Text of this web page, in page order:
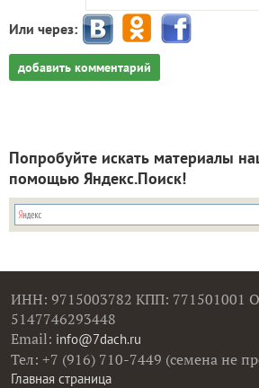
Или через:
добавить комментарий
Попробуйте искать материалы
помощью Яндекс.Поиск!
ИНН: 9715003782 КПП: 771501001
5147746293448
Email: info@7dach.ru
Тел: +7 (916) 710-7449 (семена не
Главная страница